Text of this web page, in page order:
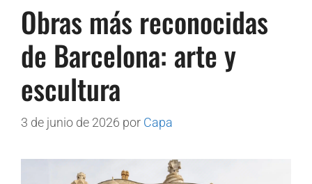
Obras más reconocidas
de Barcelona: arte y
escultura
3 de junio de 2026 por Capa